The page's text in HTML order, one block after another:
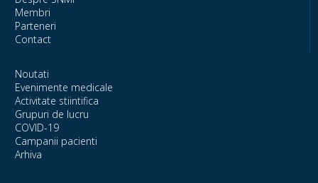
Membri
Parteneri
Contact
Noutati
Evenimente medicale
Activitate stiintifica
Grupuri de lucru
COVID-19
Campanii pacienti
Arhiva